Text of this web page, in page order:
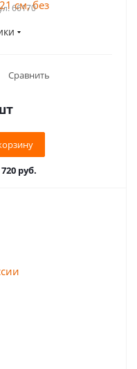
66170
Сравнить
720 руб.